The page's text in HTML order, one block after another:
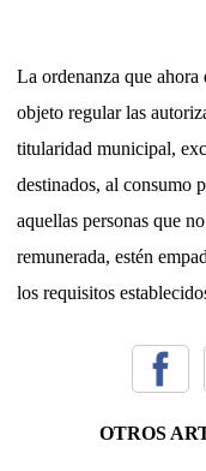
La ordenanza que
objeto regular las
titularidad municipal,
destinados, al consumo
aquellas personas que
remunerada, estén
los requisitos
OTROS